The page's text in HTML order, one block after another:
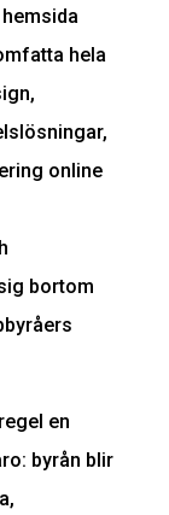
hela
online
bortom
en
byrån blir